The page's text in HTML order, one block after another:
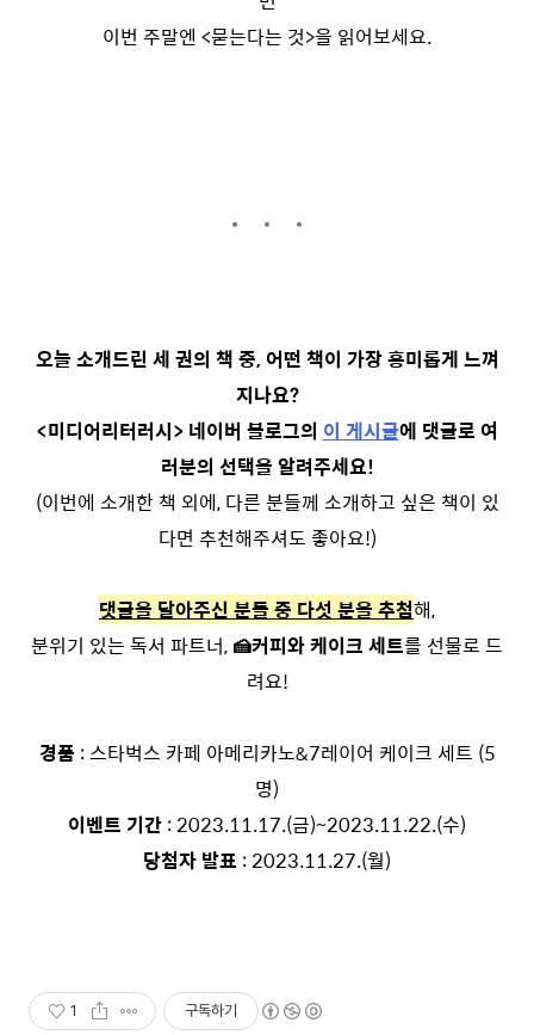
이번 주말엔 <묻는다는 것>을 읽어보세요.
오늘 소개드린 세 권의 책 중, 어떤 책이 가장 흥미롭게 느껴
지나요?
<미디어리터러시> 네이버 블로그의 이 게시글에 댓글로 여
러분의 선택을 알려주세요!
(이번에 소개한 책 외에, 다른 분들께 소개하고 싶은 책이 있
다면 추천해주셔도 좋아요!)
댓글을 달아주신 분들 중 다섯 분을 추첨해,
분위기 있는 독서 파트너, 🍰커피와 케이크 세트를 선물로 드
려요!
경품 : 스타벅스 카페 아메리카노&7레이어 케이크 세트 (5
명)
이벤트 기간 : 2023.11.17.(금)~2023.11.22.(수)
당첨자 발표 : 2023.11.27.(월)
1 구독하기